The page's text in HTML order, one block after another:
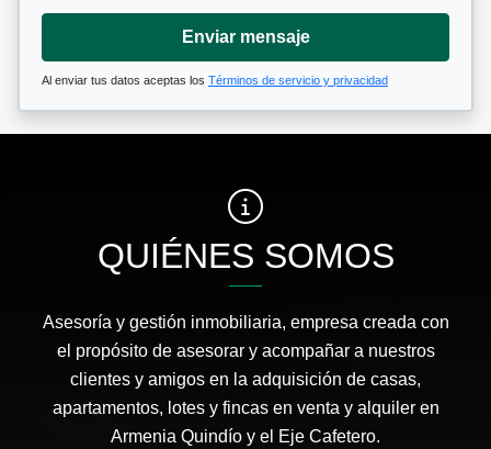
Enviar mensaje
Al enviar tus datos aceptas los Términos de servicio y privacidad
QUIÉNES SOMOS
Asesoría y gestión inmobiliaria, empresa creada con
el propósito de asesorar y acompañar a nuestros
clientes y amigos en la adquisición de casas,
apartamentos, lotes y fincas en venta y alquiler en
Armenia Quindío y el Eje Cafetero.